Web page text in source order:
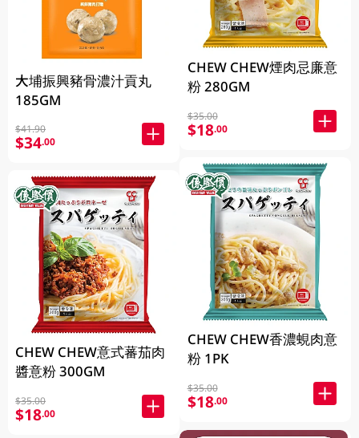
大埔振興豬骨濃汁貢丸
185GM
$41.90
$34.00
CHEW CHEW意式蕃茄肉
醬意粉 300GM
$35.00
$18.00
CHEW CHEW煙肉忌廉意
粉 280GM
$35.00
$18.00
CHEW CHEW香濃蜆肉意
粉 1PK
$35.00
$18.00